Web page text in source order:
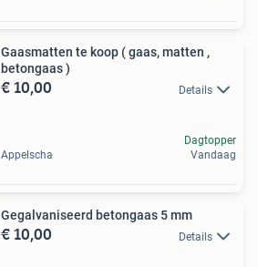
Gaasmatten te koop ( gaas, matten ,
betongaas )
€ 10,00 Details
Appelscha
Dagtopper
Vandaag
Gegalvaniseerd betongaas 5 mm
€ 10,00 Details